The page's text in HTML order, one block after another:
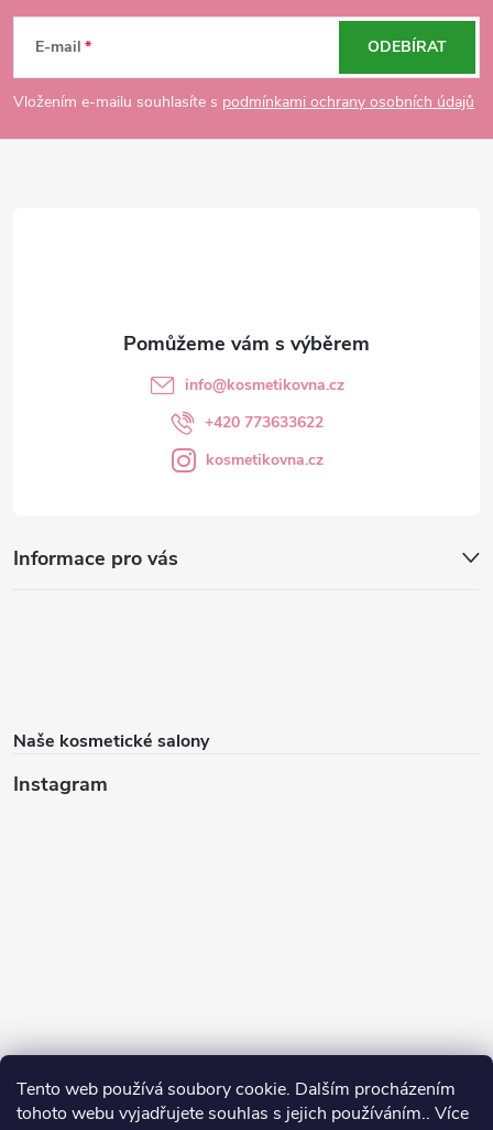
Tento web používá soubory cookie. Dalším procházením
tohoto webu vyjadřujete souhlas s jejich používáním.. Více
p
a
E-mail
Vložením e-mailu souhlasíte s podmínkami ochrany osobních údajů
ODEBÍRAT
Informace pro vás
Naše kosmetické salony
Instagram
info@kosmetikovna.cz
+420 773633622
kosmetikovna.cz